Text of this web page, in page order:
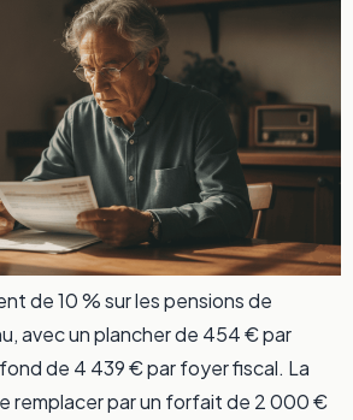
de 10 % sur les pensions de
avec un plancher de 454 € par
de 4 439 € par foyer fiscal. La
remplacer par un forfait de 2 000 €